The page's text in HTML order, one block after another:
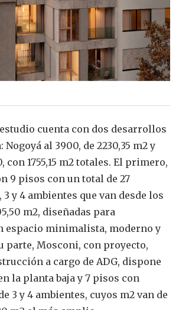
cuenta con dos desarrollos
al 3900, de 2230,35 m2 y
con 1755,15 m2 totales. El primero,
9 pisos con un total de 27
3 y 4 ambientes que van desde los
m2, diseñadas para
espacio minimalista, moderno y
parte, Mosconi, con proyecto,
a cargo de ADG, dispone
la planta baja y 7 pisos con
3 y 4 ambientes, cuyos m2 van de